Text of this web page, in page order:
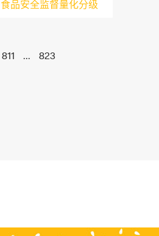
食品安全监督量化分级
811 ... 823